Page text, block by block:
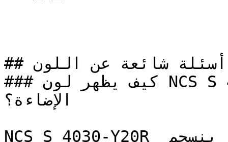
## أسئلة شائعة عن اللون
### كيف يظهر لون NCS S 4030-Y20R في الغرف مع
الإضاءة؟
NCS S 4030-Y20R لون ترابي متوسط ودافئ وهادئ، ينسجم